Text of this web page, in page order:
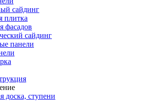
сайдинг
плитка
фасадов
сайдинг
панели
доска, ступени